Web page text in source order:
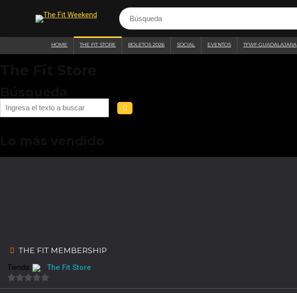
HOME THE FIT STORE BOLETOS 2026 SOCIAL EVENTOS TFWF GUADALAJARA
THE FIT MEMBERSHIP
Tienda: The Fit Store
0